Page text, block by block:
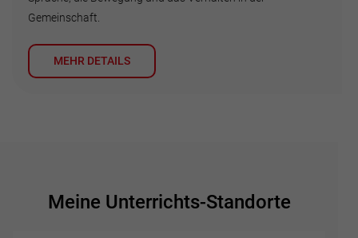
Gemeinschaft.
MEHR DETAILS
Meine Unterrichts-Standorte